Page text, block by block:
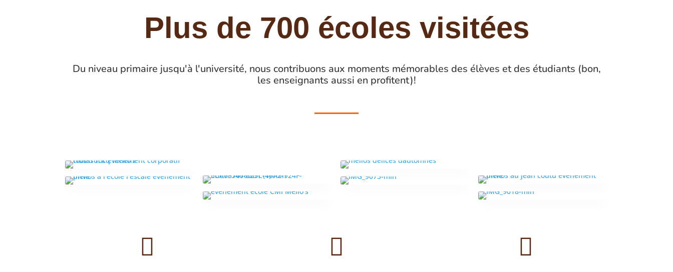
Plus de 700 écoles visitées
Du niveau primaire jusqu'à l'université, nous contribuons aux moments mémorables des élèves et des étudiants (bon,
les enseignants aussi en profitent)!
  